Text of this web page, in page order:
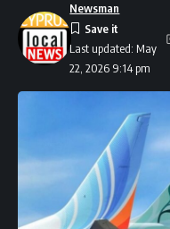
Last updated: May
22, 2026 9:14 pm
Newsman